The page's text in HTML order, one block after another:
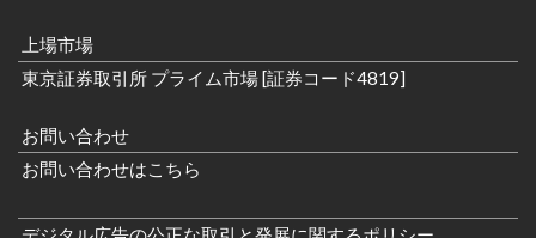
上場市場
東京証券取引所 プライム市場 [証券コード4819]
お問い合わせ
お問い合わせはこちら